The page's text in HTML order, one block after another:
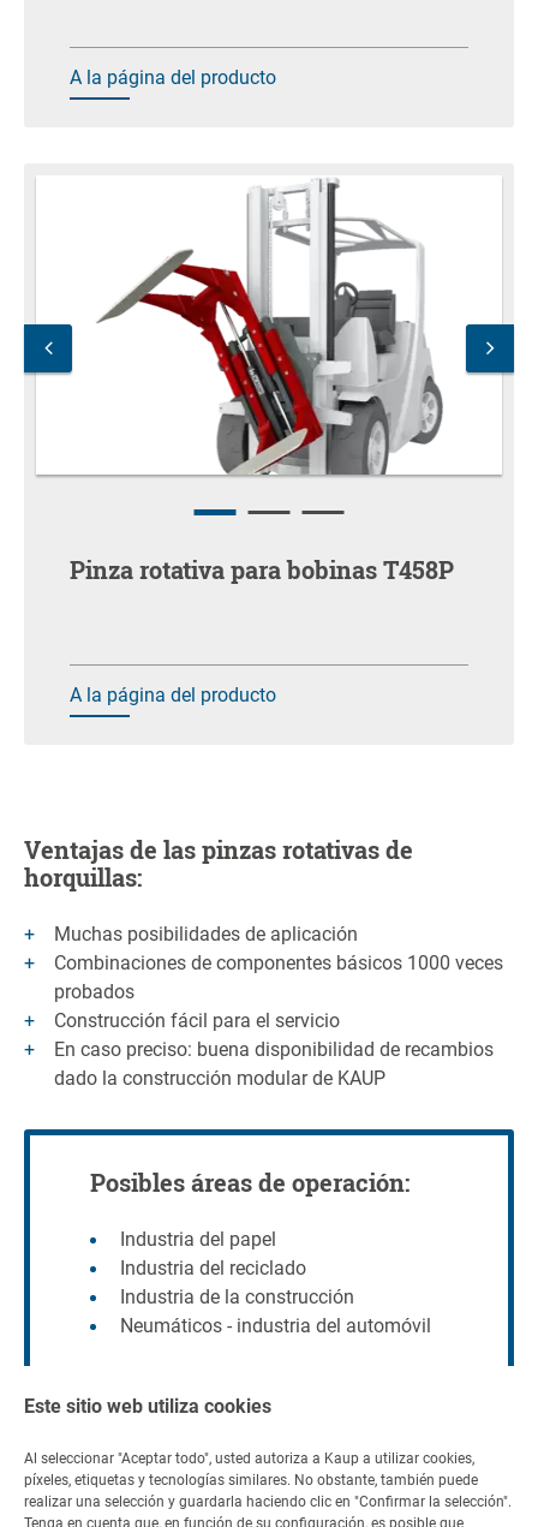
A la página del producto
Pinza rotativa para bobinas T458P
A la página del producto
Ventajas de las pinzas rotativas de
horquillas:
Muchas posibilidades de aplicación
Combinaciones de componentes básicos 1000 veces
probados
Construcción fácil para el servicio
En caso preciso: buena disponibilidad de recambios
dado la construcción modular de KAUP
Posibles áreas de operación:
Industria del papel
Industria del reciclado
Industria de la construcción
Neumáticos - industria del automóvil
Contacto
Este sitio web utiliza cookies
Al seleccionar "Aceptar todo", usted autoriza a Kaup a utilizar cookies,
píxeles, etiquetas y tecnologías similares. No obstante, también puede
realizar una selección y guardarla haciendo clic en "Confirmar la selección".
Tenga en cuenta que, en función de su configuración, es posible que